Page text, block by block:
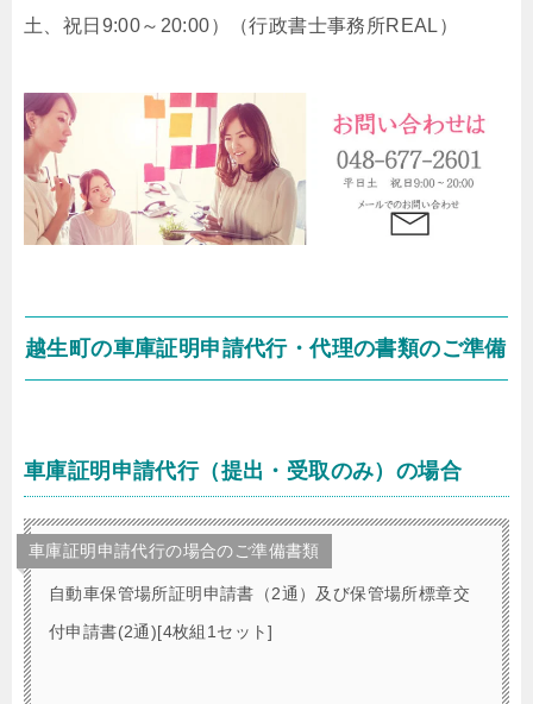
土、祝日9:00～20:00）
（行政書士事務所REAL）
越生町の車庫証明申請代行・代理の書類のご準備
車庫証明申請代行（提出・受取のみ）の場合
車庫証明申請代行の場合のご準備書類
自動車保管場所証明申請書（2通）及び保管場所標章交
付申請書(2通)[4枚組1セット]